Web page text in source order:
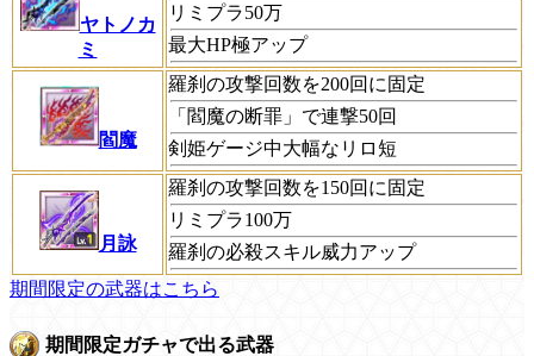
ヤトノカ
ミ
リミプラ50万
最大HP極アップ
閻魔
羅刹の攻撃回数を200回に固定
「閻魔の断罪」で連撃50回
剣姫ゲージ中大幅なリロ短
月詠
羅刹の攻撃回数を150回に固定
リミプラ100万
羅刹の必殺スキル威力アップ
期間限定の武器はこちら
期間限定ガチャで出る武器